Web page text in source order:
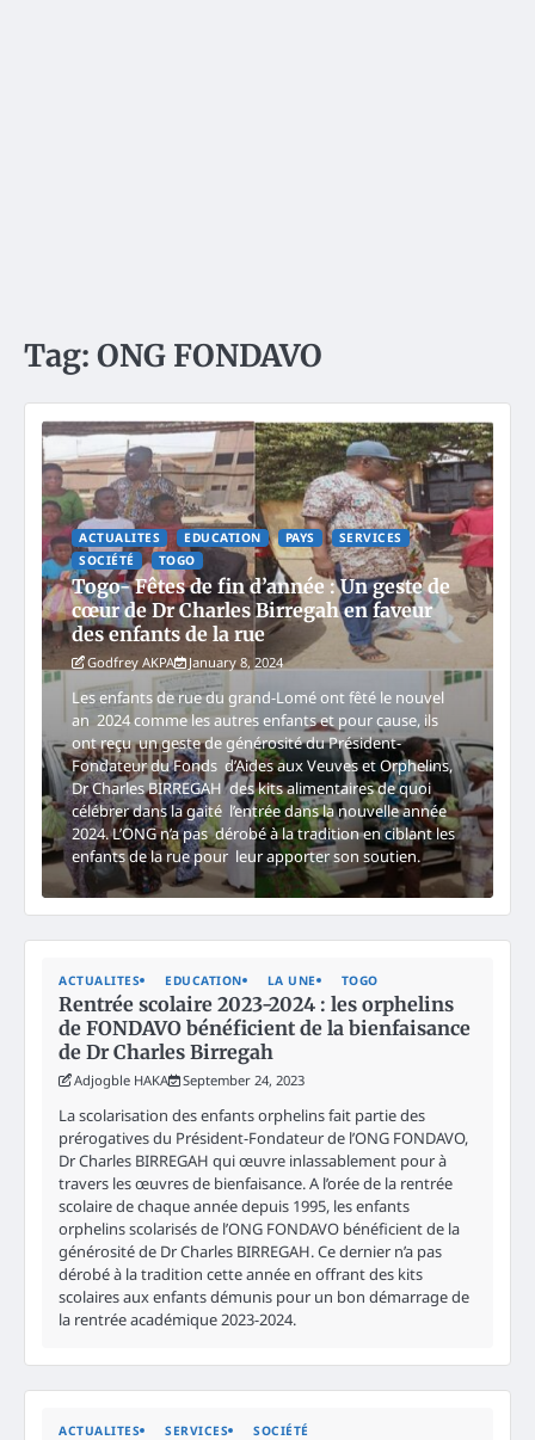
Tag: ONG FONDAVO
ACTUALITES EDUCATION PAYS
SERVICES
SOCIÉTÉ
TOGO
Togo- Fêtes de fin d’année : Un geste de
cœur de Dr Charles Birregah en faveur
des enfants de la rue
Godfrey AKPA January 8, 2024
Les enfants de rue du grand-Lomé ont fêté le nouvel
an 2024 comme les autres enfants et pour cause, ils
ont reçu un geste de générosité du Président-
Fondateur du Fonds d’Aides aux Veuves et Orphelins,
Dr Charles BIRREGAH des kits alimentaires de quoi
célébrer dans la gaité l’entrée dans la nouvelle année
2024. L’ONG n’a pas dérobé à la tradition en ciblant les
enfants de la rue pour leur apporter son soutien.
ACTUALITES EDUCATION LA UNE TOGO
Rentrée scolaire 2023-2024 : les orphelins
de FONDAVO bénéficient de la bienfaisance
de Dr Charles Birregah
Adjogble HAKA September 24, 2023
La scolarisation des enfants orphelins fait partie des
prérogatives du Président-Fondateur de l’ONG FONDAVO,
Dr Charles BIRREGAH qui œuvre inlassablement pour à
travers les œuvres de bienfaisance. A l’orée de la rentrée
scolaire de chaque année depuis 1995, les enfants
orphelins scolarisés de l’ONG FONDAVO bénéficient de la
générosité de Dr Charles BIRREGAH. Ce dernier n’a pas
dérobé à la tradition cette année en offrant des kits
scolaires aux enfants démunis pour un bon démarrage de
la rentrée académique 2023-2024.
ACTUALITES SERVICES SOCIÉTÉ